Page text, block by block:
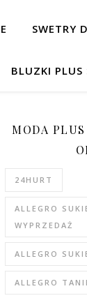
SWETRY
BLUZKI PLUS
MODA
24HURT
ALLEGRO
WYPRZEDAŻ
ALLEGRO
ALLEGRO